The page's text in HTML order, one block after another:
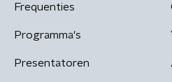
Frequenties
Programma's
Presentatoren